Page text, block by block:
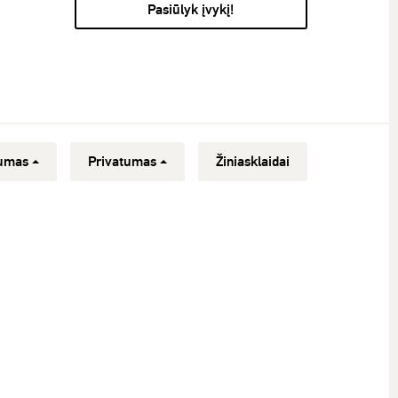
Pasiūlyk įvykį!
Privatumas Žiniasklaidai